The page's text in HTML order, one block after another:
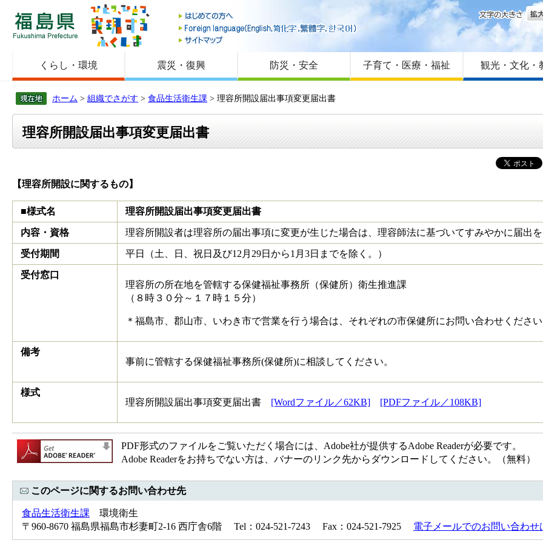
福島県
はじめての方へ
Foreign language
サイトマップ
文字
くらし・環境 震災・復興 防災・安全 子育て・医療・福祉 観光・文化・
ホーム > 組織でさがす > 食品生活衛生課 > 理容所開設届出事項変更届出書
理容所開設届出事項変更届出書
【理容所開設に関するもの】
■様式名 理容所開設届出事項変更届出書
内容・資格 理容所開設者は理容所の届出事項に変更が生じた場合は、理容師法に基づいてすみやかに届出を
受付期間 平日（土、日、祝日及び12月29日から1月3日までを除く。）
受付窓口
理容所の所在地を管轄する保健福祉事務所（保健所）衛生推進課
（８時３０分～１７時１５分）
＊福島市、郡山市、いわき市で営業を行う場合は、それぞれの市保健所にお問い合わせください
備考
事前に管轄する保健福祉事務所(保健所)に相談してください。
様式
理容所開設届出事項変更届出書 [Wordファイル／62KB] [PDFファイル／108KB]
PDF形式のファイルをご覧いただく場合には、Adobe社が提供するAdobe Readerが必要です。
Adobe Readerをお持ちでない方は、バナーのリンク先からダウンロードしてください。（無料）
このページに関するお問い合わせ先
食品生活衛生課 環境衛生
〒960-8670 福島県福島市杉妻町2-16 西庁舎6階 Tel：024-521-7243 Fax：024-521-7925 電子メールでのお問い合わせ